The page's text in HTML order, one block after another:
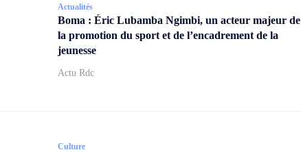
Actualités
Boma : Éric Lubamba Ngimbi, un acteur majeur de
la promotion du sport et de l’encadrement de la
jeunesse
Actu Rdc
Culture